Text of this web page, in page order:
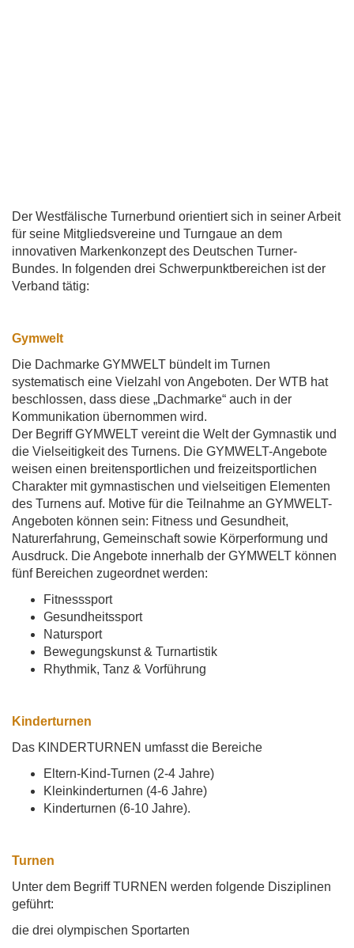
Der Westfälische Turnerbund orientiert sich in seiner Arbeit
für seine Mitgliedsvereine und Turngaue an dem
innovativen Markenkonzept des Deutschen Turner-
Bundes. In folgenden drei Schwerpunktbereichen ist der
Verband tätig:
Gymwelt
Die Dachmarke GYMWELT bündelt im Turnen
systematisch eine Vielzahl von Angeboten. Der WTB hat
beschlossen, dass diese „Dachmarke“ auch in der
Kommunikation übernommen wird.
Der Begriff GYMWELT vereint die Welt der Gymnastik und
die Vielseitigkeit des Turnens. Die GYMWELT-Angebote
weisen einen breitensportlichen und freizeitsportlichen
Charakter mit gymnastischen und vielseitigen Elementen
des Turnens auf. Motive für die Teilnahme an GYMWELT-
Angeboten können sein: Fitness und Gesundheit,
Naturerfahrung, Gemeinschaft sowie Körperformung und
Ausdruck. Die Angebote innerhalb der GYMWELT können
fünf Bereichen zugeordnet werden:
Fitnesssport
Gesundheitssport
Natursport
Bewegungskunst & Turnartistik
Rhythmik, Tanz & Vorführung
Kinderturnen
Das KINDERTURNEN umfasst die Bereiche
Eltern-Kind-Turnen (2-4 Jahre)
Kleinkinderturnen (4-6 Jahre)
Kinderturnen (6-10 Jahre).
Turnen
Unter dem Begriff TURNEN werden folgende Disziplinen
geführt:
die drei olympischen Sportarten